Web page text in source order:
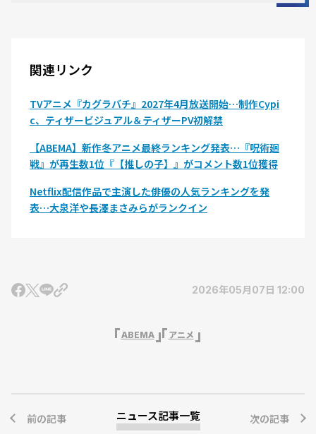
関連リンク
TVアニメ『カグラバチ』2027年4月放送開始…制作Cypi
c、ティザービジュアル＆ティザーPV初解禁
【ABEMA】新作冬アニメ最終ランキング発表…『呪術廻
戦』が再生数1位『【推しの子】』がコメント数1位獲得
Netflix配信作品で主演した俳優の人気ランキングを発
表…大泉洋や長澤まさみらがランクイン
2026年05月07日 12:00
ABEMA アニメ
前の記事 ニュース記事一覧 次の記事